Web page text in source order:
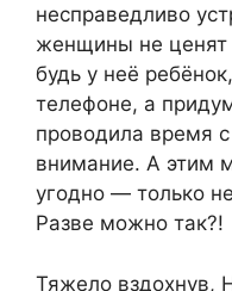
несправедливо
женщины не ценят
будь у неё
телефоне, а
проводила время
внимание. А этим
угодно — только
Разве можно так?!
Тяжело вздохнув,